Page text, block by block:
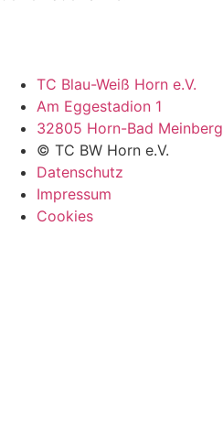
TC Blau-Weiß Horn e.V.
Am Eggestadion 1
32805 Horn-Bad Meinberg
© TC BW Horn e.V.
Datenschutz
Impressum
Cookies